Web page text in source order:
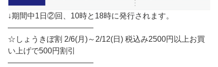
↓期間中1日②回、10時と18時に発行されます。
———————————
☆しょうきぼ割 2/6(月)～2/12(日) 税込み2500円以上お買
い上げで500円割引
———————————